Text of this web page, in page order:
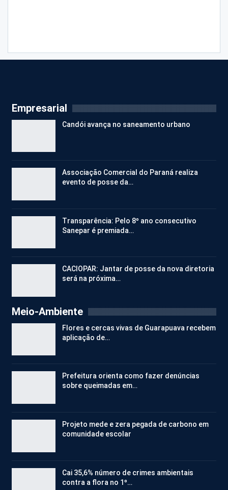
Empresarial
Candói avança no saneamento urbano
Associação Comercial do Paraná realiza
evento de posse da…
Transparência: Pelo 8º ano consecutivo
Sanepar é premiada…
CACIOPAR: Jantar de posse da nova diretoria
será na próxima…
Meio-Ambiente
Flores e cercas vivas de Guarapuava recebem
aplicação de…
Prefeitura orienta como fazer denúncias
sobre queimadas em…
Projeto mede e zera pegada de carbono em
comunidade escolar
Cai 35,6% número de crimes ambientais
contra a flora no 1º…